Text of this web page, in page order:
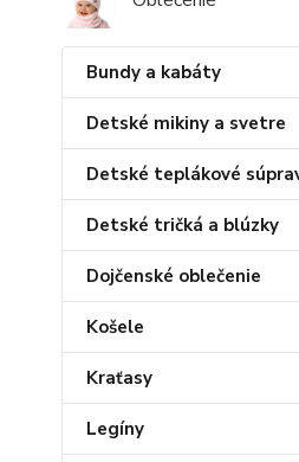
Bundy a kabáty
Detské mikiny a svetre
Detské teplákové
Detské tričká a blúzky
Dojčenské oblečenie
Košele
Kraťasy
Legíny